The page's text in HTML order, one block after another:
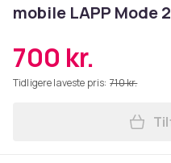
mobile LAPP Mode
700 kr.
Tidligere laveste pris: 710 kr.